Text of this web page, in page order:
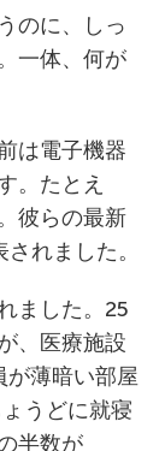
のに、しっ
一体、何が
は電子機器
。たとえ
彼らの最新
れました。
ました。25
、医療施設
が薄暗い部屋
うどに就寝
半数が